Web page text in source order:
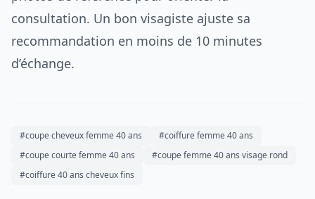
consultation. Un bon visagiste ajuste sa
recommandation en moins de 10 minutes
d’échange.
#coupe cheveux femme 40 ans
#coiffure femme 40 ans
#coupe courte femme 40 ans
#coupe femme 40 ans visage rond
#coiffure 40 ans cheveux fins